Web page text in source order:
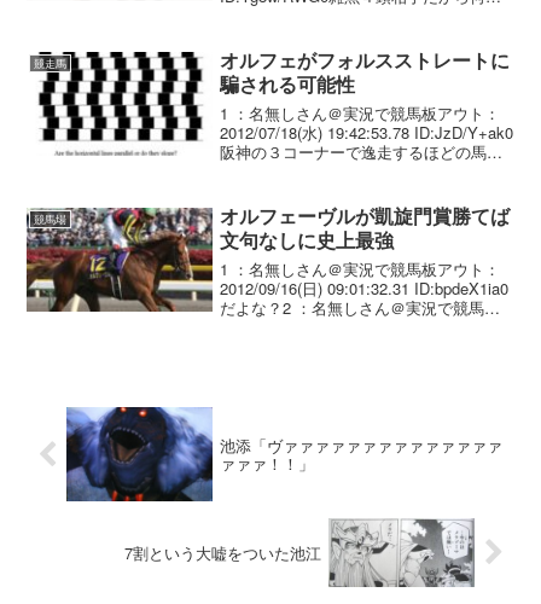
競走馬
オルフェがフォルスストレートに
騙される可能性
1 ：名無しさん＠実況で競馬板アウト：
2012/07/18(水) 19:42:53.78 ID:JzD/Y+ak0
阪神の３コーナーで逸走するほどの馬鹿
況で競馬板アウ...
競馬場
オルフェーヴルが凱旋門賞勝てば
文句なしに史上最強
1 ：名無しさん＠実況で競馬板アウト：
2012/09/16(日) 09:01:32.31 ID:bpdeX1ia0
だよな？2 ：名無しさん＠実況で競馬板
池添「ヴァァァァァァァァァァァァァァ
ァァァ！！」
7割という大嘘をついた池江